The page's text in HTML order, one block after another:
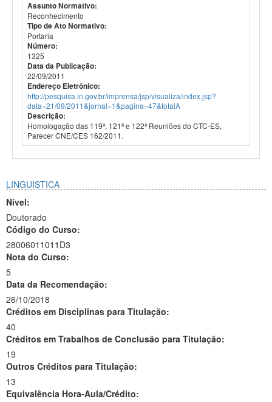
Assunto Normativo:
Reconhecimento
Tipo de Ato Normativo:
Portaria
Número:
1325
Data da Publicação:
22/09/2011
Endereço Eletrônico:
http://pesquisa.in.gov.br/imprensa/jsp/visualiza/index.jsp?
data=21/09/2011&jornal=1&pagina=47&totalA
Descrição:
Homologação das 119ª, 121ª e 122ª Reuniões do CTC-ES,
Parecer CNE/CES 162/2011.
LINGUISTICA
Nível:
Doutorado
Código do Curso:
28006011011D3
Nota do Curso:
5
Data da Recomendação:
26/10/2018
Créditos em Disciplinas para Titulação:
40
Créditos em Trabalhos de Conclusão para Titulação:
19
Outros Créditos para Titulação:
13
Equivalência Hora-Aula/Crédito: